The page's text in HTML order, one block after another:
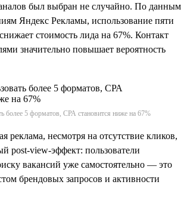
был выбран не случайно. По данным
Яндекс Рекламы, использование пяти
стоимость лида на 67%. Контакт
значительно повышает вероятность
более 5 форматов, СРА становится ниже на 67%
реклама, несмотря на отсутствие кликов,
post-view-эффект: пользователи
вакансий уже самостоятельно — это
брендовых запросов и активности